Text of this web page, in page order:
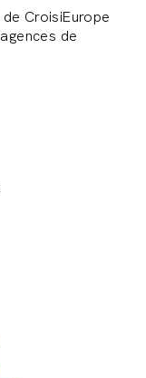
CroisiEurope
de